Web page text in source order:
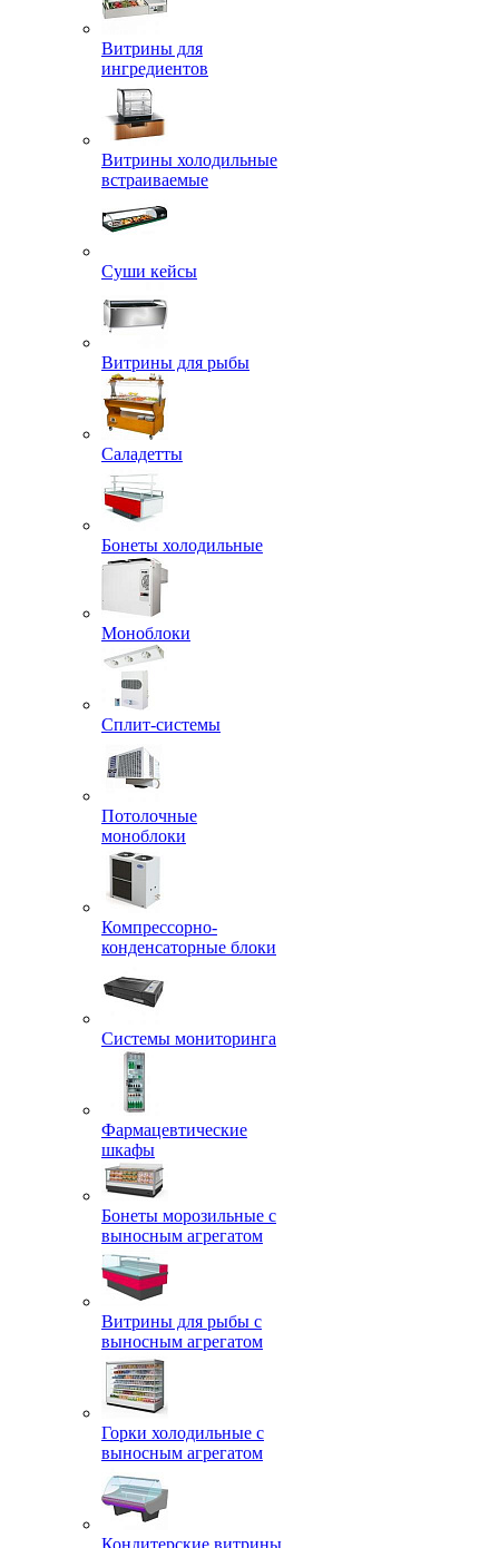
Витрины для
ингредиентов
Витрины холодильные
встраиваемые
Суши кейсы
Витрины для рыбы
Саладетты
Бонеты холодильные
Моноблоки
Сплит-системы
Потолочные
моноблоки
Компрессорно-
конденсаторные блоки
Системы мониторинга
Фармацевтические
шкафы
Бонеты морозильные с
выносным агрегатом
Витрины для рыбы с
выносным агрегатом
Горки холодильные с
выносным агрегатом
Кондитерские витрины